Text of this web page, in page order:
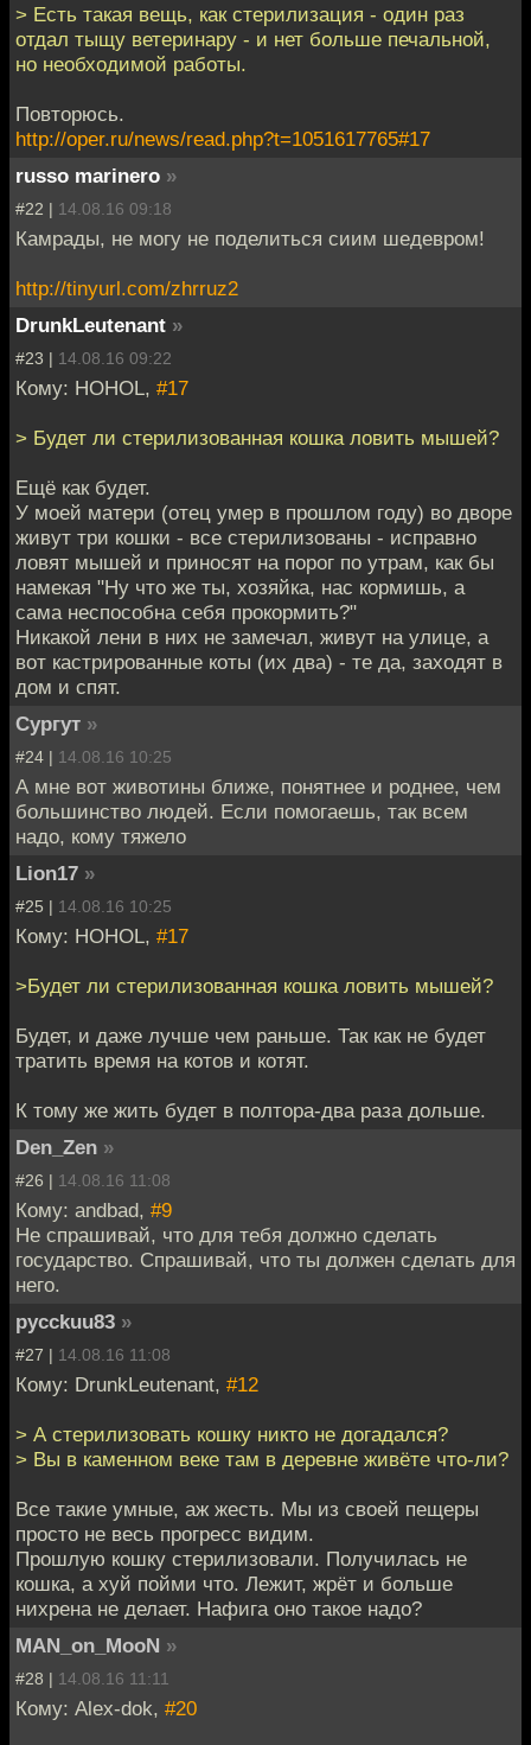
> Есть такая вещь, как стерилизация - один раз
отдал тыщу ветеринару - и нет больше печальной,
но необходимой работы.
Повторюсь.
http://oper.ru/news/read.php?t=1051617765#17
russo marinero »
#22 | 14.08.16 09:18
Камрады, не могу не поделиться сиим шедевром!
http://tinyurl.com/zhrruz2
DrunkLeutenant »
#23 | 14.08.16 09:22
Кому: HOHOL, #17
> Будет ли стерилизованная кошка ловить мышей?
Ещё как будет.
У моей матери (отец умер в прошлом году) во дворе
живут три кошки - все стерилизованы - исправно
ловят мышей и приносят на порог по утрам, как бы
намекая "Ну что же ты, хозяйка, нас кормишь, а
сама неспособна себя прокормить?"
Никакой лени в них не замечал, живут на улице, а
вот кастрированные коты (их два) - те да, заходят в
дом и спят.
Сургут »
#24 | 14.08.16 10:25
А мне вот животины ближе, понятнее и роднее, чем
большинство людей. Если помогаешь, так всем
надо, кому тяжело
Lion17 »
#25 | 14.08.16 10:25
Кому: HOHOL, #17
>Будет ли стерилизованная кошка ловить мышей?
Будет, и даже лучше чем раньше. Так как не будет
тратить время на котов и котят.
К тому же жить будет в полтора-два раза дольше.
Den_Zen »
#26 | 14.08.16 11:08
Кому: andbad, #9
Не спрашивай, что для тебя должно сделать
государство. Спрашивай, что ты должен сделать для
него.
pycckuu83 »
#27 | 14.08.16 11:08
Кому: DrunkLeutenant, #12
> А стерилизовать кошку никто не догадался?
> Вы в каменном веке там в деревне живёте что-ли?
Все такие умные, аж жесть. Мы из своей пещеры
просто не весь прогресс видим.
Прошлую кошку стерилизовали. Получилась не
кошка, а хуй пойми что. Лежит, жрёт и больше
нихрена не делает. Нафига оно такое надо?
MAN_on_MooN »
#28 | 14.08.16 11:11
Кому: Alex-dok, #20